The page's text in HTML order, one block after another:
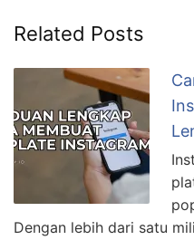
o
k
n
Related Posts
Dengan lebih dari satu